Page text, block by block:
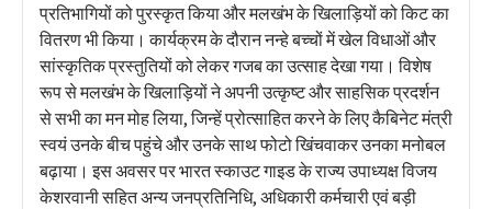
प्रतिभागियों को पुरस्कृत किया और मलखंभ के खिलाड़ियों को किट का
वितरण भी किया। कार्यक्रम के दौरान नन्हे बच्चों में खेल विधाओं और
सांस्कृतिक प्रस्तुतियों को लेकर गजब का उत्साह देखा गया। विशेष
रूप से मलखंभ के खिलाड़ियों ने अपनी उत्कृष्ट और साहसिक प्रदर्शन
से सभी का मन मोह लिया, जिन्हें प्रोत्साहित करने के लिए कैबिनेट मंत्री
स्वयं उनके बीच पहुंचे और उनके साथ फोटो खिंचवाकर उनका मनोबल
बढ़ाया। इस अवसर पर भारत स्काउट गाइड के राज्य उपाध्यक्ष विजय
केशरवानी सहित अन्य जनप्रतिनिधि, अधिकारी कर्मचारी एवं बड़ी